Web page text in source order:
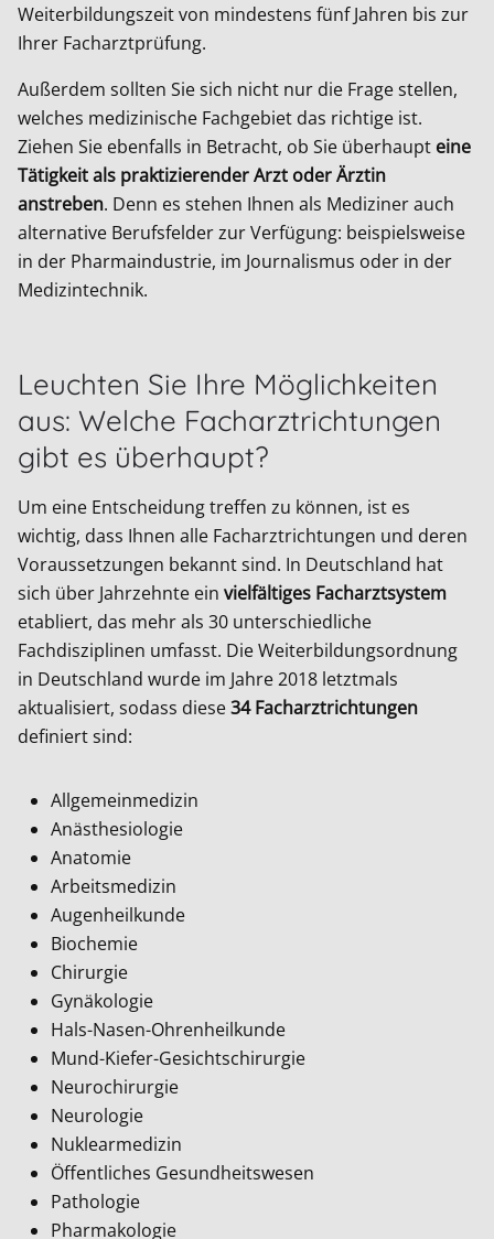
Weiterbildungszeit von mindestens fünf Jahren bis zur
Ihrer Facharztprüfung.
Außerdem sollten Sie sich nicht nur die Frage stellen,
welches medizinische Fachgebiet das richtige ist.
Ziehen Sie ebenfalls in Betracht, ob Sie überhaupt eine
Tätigkeit als praktizierender Arzt oder Ärztin
anstreben. Denn es stehen Ihnen als Mediziner auch
alternative Berufsfelder zur Verfügung: beispielsweise
in der Pharmaindustrie, im Journalismus oder in der
Medizintechnik.
Leuchten Sie Ihre Möglichkeiten
aus: Welche Facharztrichtungen
gibt es überhaupt?
Um eine Entscheidung treffen zu können, ist es
wichtig, dass Ihnen alle Facharztrichtungen und deren
Voraussetzungen bekannt sind. In Deutschland hat
sich über Jahrzehnte ein vielfältiges Facharztsystem
etabliert, das mehr als 30 unterschiedliche
Fachdisziplinen umfasst. Die Weiterbildungsordnung
in Deutschland wurde im Jahre 2018 letztmals
aktualisiert, sodass diese34 Facharztrichtungen
definiert sind:
Allgemeinmedizin
Anästhesiologie
Anatomie
Arbeitsmedizin
Augenheilkunde
Biochemie
Chirurgie
Gynäkologie
Hals-Nasen-Ohrenheilkunde
Mund-Kiefer-Gesichtschirurgie
Neurochirurgie
Neurologie
Nuklearmedizin
Öffentliches Gesundheitswesen
Pathologie
Pharmakologie